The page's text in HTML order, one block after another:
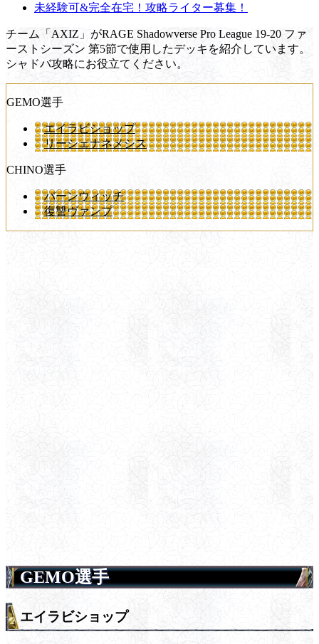
未経験可&完全在宅！攻略ライター募集！
チーム「AXIZ」がRAGE Shadowverse Pro League 19-20 ファ
ーストシーズン 第5節で使用したデッキを紹介しています。
シャドバ攻略にお役立てください。
GEMO選手
エイラビショップ
リーシェナネメシス
CHINO選手
バーンウィッチ
復讐ヴァンプ
GEMO選手
エイラビショップ